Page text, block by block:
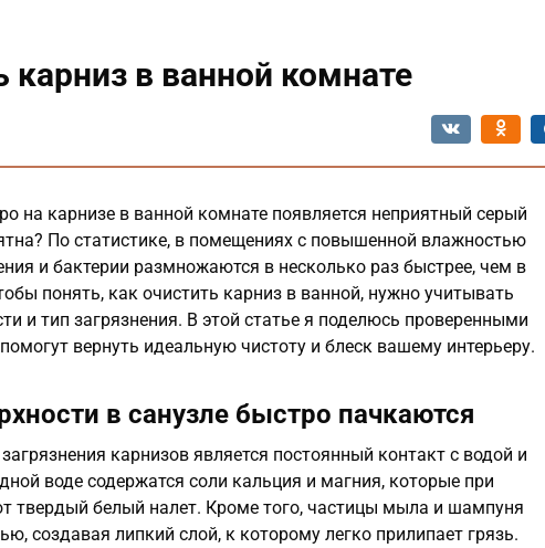
карниз в ванной комнате
на карнизе в ванной комнате появляется неприятный серый
По статистике, в помещениях с повышенной влажностью
и бактерии размножаются в несколько раз быстрее, чем в
понять, как очистить карниз в ванной, нужно учитывать
и тип загрязнения. В этой статье я поделюсь проверенными
вернуть идеальную чистоту и блеск вашему интерьеру.
в санузле быстро пачкаются
карнизов является постоянный контакт с водой и
воде содержатся соли кальция и магния, которые при
твердый белый налет. Кроме того, частицы мыла и шампуня
создавая липкий слой, к которому легко прилипает грязь.